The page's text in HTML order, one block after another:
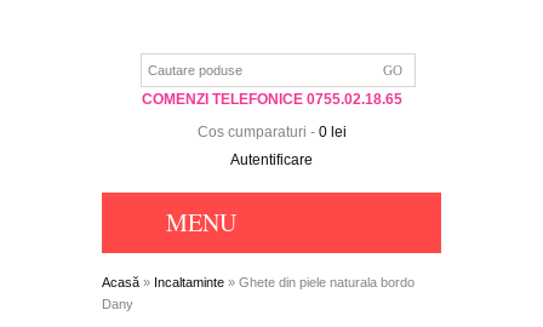
COMENZI TELEFONICE 0755.02.18.65
Cos cumparaturi - 0 lei
Autentificare
MENU
Acasă » Incaltaminte » Ghete din piele naturala bordo
Dany